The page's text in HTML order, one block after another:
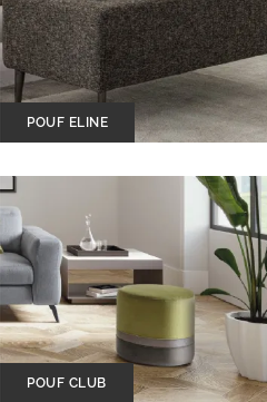
POUF ELINE
POUF CLUB